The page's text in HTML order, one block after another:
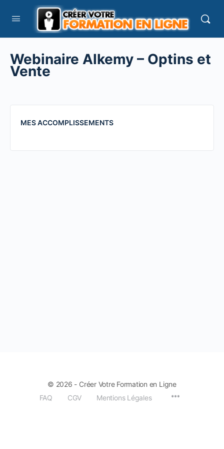
Webinaire Alkemy – Optins et
Vente
MES ACCOMPLISSEMENTS
© 2026 - Créer Votre Formation en Ligne
FAQ
CGV Mentions Légales